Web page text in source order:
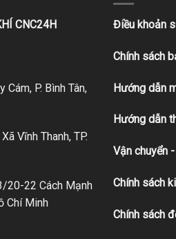
CNC24H
P. Bình Tân,
Vĩnh Thanh, TP.
20-22 Cách Mạnh
Chí Minh
Điều khoản
Chính sách
Hướng dẫn
Hướng dẫn
Vận chuyển
Chính sách
Chính sách